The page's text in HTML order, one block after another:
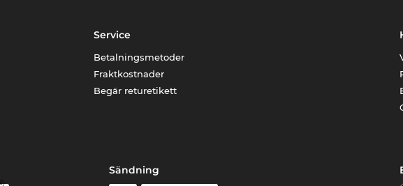
Service
Betalningsmetoder
Fraktkostnader
Begär returetikett
Sändning